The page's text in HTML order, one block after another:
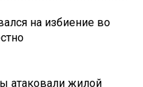
на избиение во
атаковали жилой